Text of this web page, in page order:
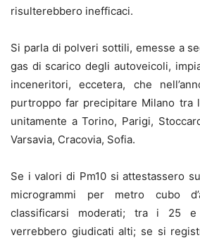
risulterebbero inefficaci.
Si parla di polveri sottili, emesse a
gas di scarico degli autoveicoli,
inceneritori, eccetera, che
purtroppo far precipitare Milano tra
unitamente a Torino, Parigi,
Varsavia, Cracovia, Sofia.
Se i valori di Pm10 si attestassero
microgrammi per metro cubo
classificarsi moderati; tra i 25
verrebbero giudicati alti; se si